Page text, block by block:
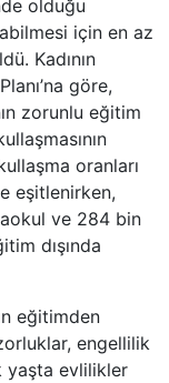
olduğu
için en az
Kadının
göre,
zorunlu eğitim
oranları
eşitlenirken,
ve 284 bin
dışında
eğitimden
engellilik
yaşta evlilikler